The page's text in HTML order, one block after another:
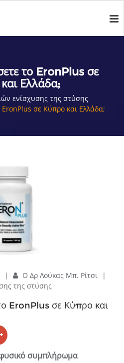
το EronPlus σε
Ελλάδα;
ενίσχυσης της στύσης
σε Κύπρο και Ελλάδα;
| Ο Δρ Λούκας Μπ. Ρίτσι
|
της στύσης
EronPlus σε Κύπρο και
συμπλήρωμα